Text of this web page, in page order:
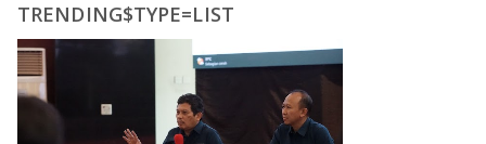
TRENDING$TYPE=LIST